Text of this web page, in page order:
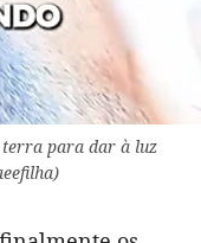
para dar à luz